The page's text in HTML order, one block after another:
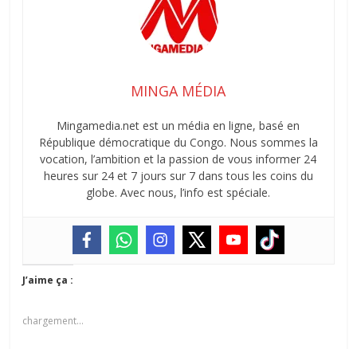
MINGA MÉDIA
Mingamedia.net est un média en ligne, basé en
République démocratique du Congo. Nous sommes la
vocation, l’ambition et la passion de vous informer 24
heures sur 24 et 7 jours sur 7 dans tous les coins du
globe. Avec nous, l’info est spéciale.
J’aime ça :
chargement…